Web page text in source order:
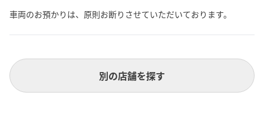
車両のお預かりは、原則お断りさせていただいております。
別の店舗を探す